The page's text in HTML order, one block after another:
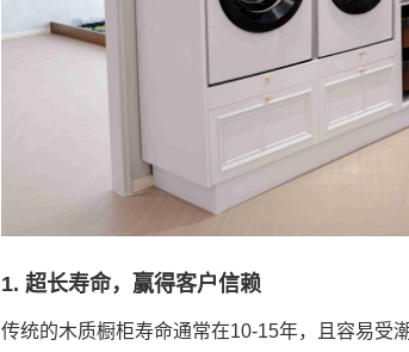
1. 超长寿命，赢得客户信赖
传统的木质橱柜寿命通常在10-15年，且容易受